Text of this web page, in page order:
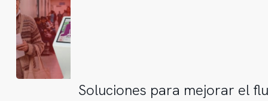
Soluciones
Soluciones para mejorar el